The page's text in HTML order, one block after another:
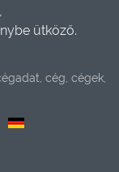
ütköző.
cég, cégek,